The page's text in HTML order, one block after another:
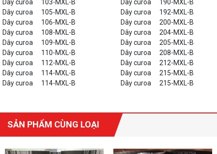
Dây curoa 103-MXL-B Dây curoa
190-MXL-B
Dây curoa
105-MXL-B Dây curoa
192-MXL-B
Dây curoa
106-MXL-B Dây curoa
200-MXL-B
Dây curoa
108-MXL-B Dây curoa
204-MXL-B
Dây curoa
109-MXL-B Dây curoa
205-MXL-B
Dây curoa
110-MXL-B Dây curoa
208-MXL-B
Dây curoa
112-MXL-B Dây curoa
212-MXL-B
Dây curoa
114-MXL-B Dây curoa
215-MXL-B
Dây curoa
114-MXL-B Dây curoa 215-MXL-B
SẢN PHẨM CÙNG LOẠI